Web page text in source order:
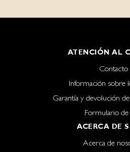
ATENCIÓN AL
Contacto
Información sobre
Garantía y devolución
Formulario de
ACERCA DE
Acerca de